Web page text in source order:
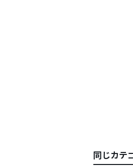
同じカテ